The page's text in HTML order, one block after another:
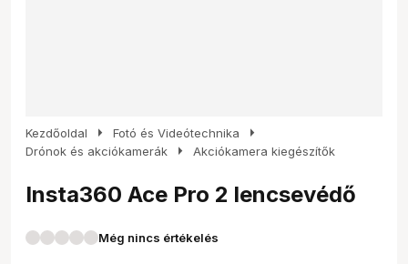
Kezdőoldal arrow_right Fotó és Videótechnika arrow_right
Drónok és akciókamerák arrow_right Akciókamera kiegészítők
Insta360 Ace Pro 2 lencsevédő
Még nincs értékelés